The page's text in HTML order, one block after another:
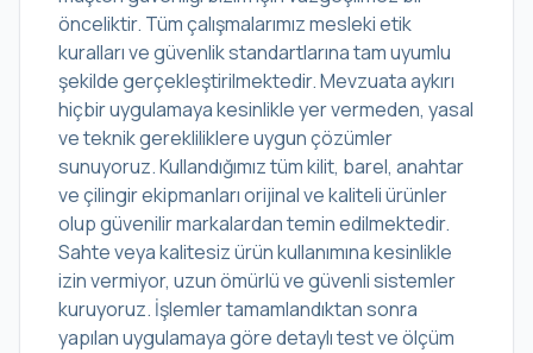
önceliktir. Tüm çalışmalarımız mesleki etik
kuralları ve güvenlik standartlarına tam uyumlu
şekilde gerçekleştirilmektedir. Mevzuata aykırı
hiçbir uygulamaya kesinlikle yer vermeden, yasal
ve teknik gerekliliklere uygun çözümler
sunuyoruz. Kullandığımız tüm kilit, barel, anahtar
ve çilingir ekipmanları orijinal ve kaliteli ürünler
olup güvenilir markalardan temin edilmektedir.
Sahte veya kalitesiz ürün kullanımına kesinlikle
izin vermiyor, uzun ömürlü ve güvenli sistemler
kuruyoruz. İşlemler tamamlandıktan sonra
yapılan uygulamaya göre detaylı test ve ölçüm